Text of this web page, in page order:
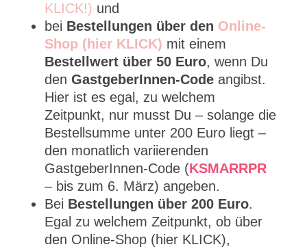
KLICK!) und
bei Bestellungen über den Online-
Shop (hier KLICK) mit einem
Bestellwert über 50 Euro, wenn Du
den GastgeberInnen-Codeangibst.
Hier ist es egal, zu welchem
Zeitpunkt, nur musst Du – solange die
Bestellsumme unter 200 Euro liegt –
den monatlich variierenden
GastgeberInnen-Code (KSMARRPR
– bis zum 6. März) angeben.
Bei Bestellungen über 200 Euro.
Egal zu welchem Zeitpunkt, ob über
den Online-Shop (hier KLICK),